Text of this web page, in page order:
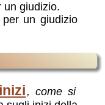
un giudizio.
per un giudizio
, come si